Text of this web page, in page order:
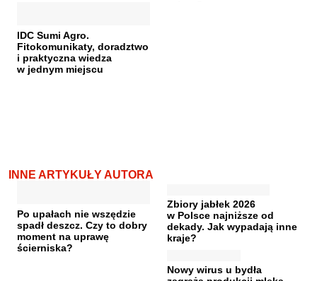
IDC Sumi Agro.
Fitokomunikaty, doradztwo
i praktyczna wiedza
w jednym miejscu
INNE ARTYKUŁY AUTORA
Po upałach nie wszędzie
spadł deszcz. Czy to dobry
moment na uprawę
ścierniska?
Zbiory jabłek 2026
w Polsce najniższe od
dekady. Jak wypadają inne
kraje?
Nowy wirus u bydła